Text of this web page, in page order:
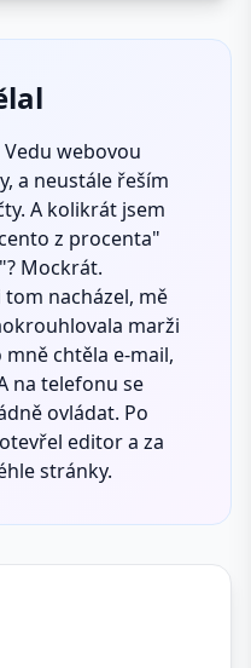
webovou
a neustále řeším
A kolikrát jsem
z procenta"
Mockrát.
nacházel, mě
marži
chtěla e-mail,
na telefonu se
ovládat. Po
editor a za
stránky.